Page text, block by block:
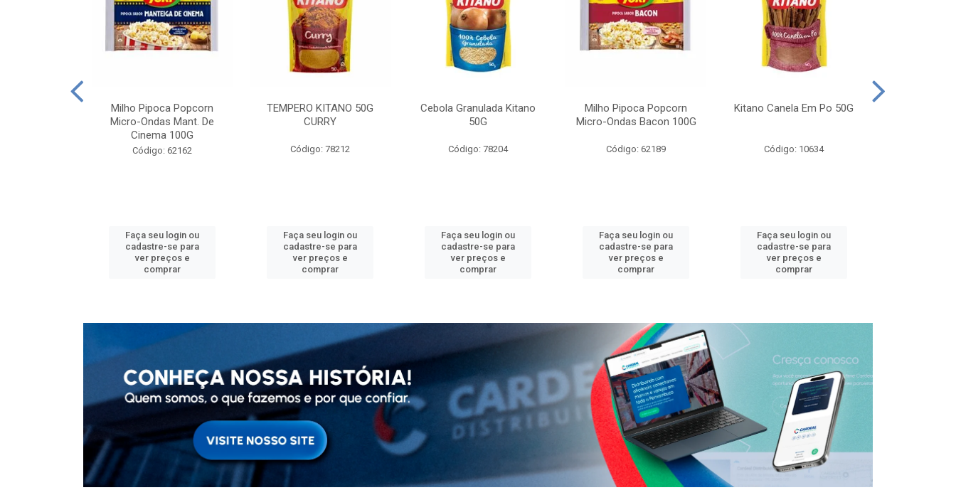
Milho Pipoca Popcorn
Micro-Ondas Mant. De
Cinema 100G
Código: 62162
Faça seu login ou
cadastre-se para
ver preços e
comprar
TEMPERO KITANO 50G
CURRY
Código: 78212
Faça seu login ou
cadastre-se para
ver preços e
comprar
Cebola Granulada Kitano
50G
Código: 78204
Faça seu login ou
cadastre-se para
ver preços e
comprar
Milho Pipoca Popcorn
Micro-Ondas Bacon 100G
Código: 62189
Faça seu login ou
cadastre-se para
ver preços e
comprar
Kitano Canela Em Po 50G
Código: 10634
Faça seu login ou
cadastre-se para
ver preços e
comprar